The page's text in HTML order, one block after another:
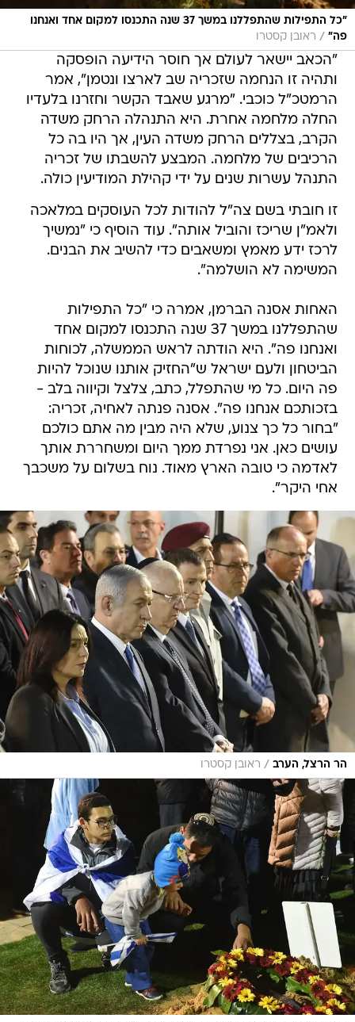
"כל התפילות שהתפללנו במשך 37 שנה התכנסו למקום אחד ואנחנו
פה" / ראובן קסטרו
"הכאב יישאר לעולם אך חוסר הידיעה הופסקה
ותהיה זו הנחמה שזכריה שב לארצו ונטמן", אמר
הרמטכ"ל כוכבי. "מרגע שאבד הקשר וחזרנו בלעדיו
החלה מלחמה אחרת. היא התנהלה הרחק משדה
הקרב, בצללים הרחק משדה העין, אך היו בה כל
הרכיבים של מלחמה. המבצע להשבתו של זכריה
התנהל עשרות שנים על ידי קהילת המודיעין כולה.
זו חובתי בשם צה"ל להודות לכל העוסקים במלאכה
ולאמ"ן שריכז והוביל אותה". עוד הוסיף כי "נמשיך
לרכז ידע מאמץ ומשאבים כדי להשיב את הבנים.
המשימה לא הושלמה".
האחות אסנה הברמן, אמרה כי "כל התפילות
שהתפללנו במשך 37 שנה התכנסו למקום אחד
ואנחנו פה". היא הודתה לראש הממשלה, לכוחות
הביטחון ולעם ישראל ש"החזיק אותנו שנוכל להיות
פה היום. כל מי שהתפלל, כתב, צלצל וקיווה בלב -
בזכותכם אנחנו פה". אסנה פנתה לאחיה, זכריה:
"בחור כל כך צנוע, שלא היה מבין מה אתם כולכם
עושים כאן. אני נפרדת ממך היום ומשחררת אותך
לאדמה כי טובה הארץ מאוד. נוח בשלום על משכבך
אחי היקר".
הר הרצל, הערב / ראובן קסטרו